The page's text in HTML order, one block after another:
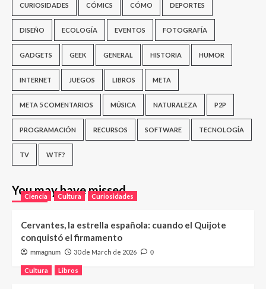
CURIOSIDADES CÓMICS CÓMO DEPORTES
DISEÑO ECOLOGÍA EVENTOS FOTOGRAFÍA
GADGETS GEEK GENERAL HISTORIA HUMOR
INTERNET JUEGOS LIBROS META
META 5 COMENTARIOS MÚSICA NATURALEZA P2P
PROGRAMACIÓN RECURSOS SOFTWARE TECNOLOGÍA
TV WTF?
You may have missed
Ciencia Cultura Curiosidades
Cervantes, la estrella española: cuando el Quijote
conquistó el firmamento
mmagnum 30 de March de 2026 0
Cultura Libros